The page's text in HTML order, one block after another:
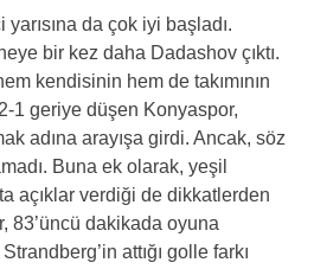
da çok iyi başladı.
bir kez daha Dadashov çıktı.
kendisinin hem de takımının
1 geriye düşen Konyaspor,
adına arayışa girdi. Ancak, söz
Buna ek olarak, yeşil
açıklar verdiği de dikkatlerden
83’üncü dakikada oyuna
attığı golle farkı